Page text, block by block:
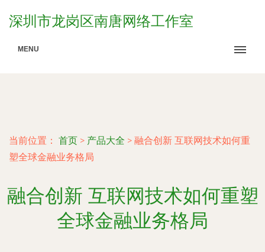
深圳市龙岗区南唐网络工作室
MENU
当前位置： 首页 > 产品大全 > 融合创新 互联网技术如何重
塑全球金融业务格局
融合创新 互联网技术如何重塑
全球金融业务格局